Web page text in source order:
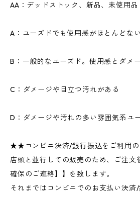
AA：デッドストック、新品、未使用品
A：ユーズドでも使用感がほとんどな
B：一般的なユーズド。使用感とダメ
C：ダメージや目立つ汚れがある
D：ダメージや汚れの多い雰囲気系ユ
★★コンビニ決済/銀行振込をご利用
店頭と並行しての販売のため、ご注文
確保のご連絡】】を致します。
それまではコンビニでのお支払い決